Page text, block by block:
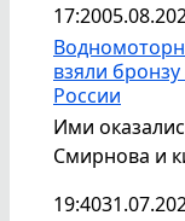
17:20
взяли
России
Ими
Смирнова и
19:40